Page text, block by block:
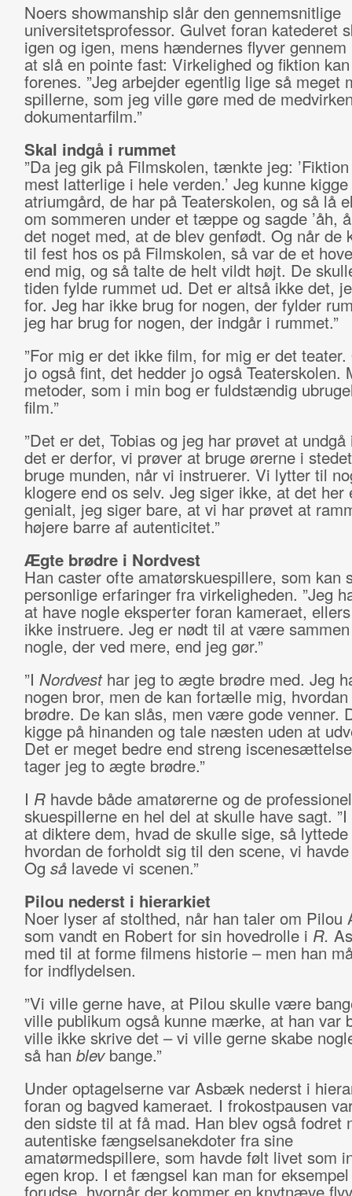
Noers showmanship slår den gennemsnitlige
universitetsprofessor. Gulvet foran katederet
igen og igen, mens hændernes flyver
at slå en pointe fast: Virkelighed og fiktion
forenes. ”Jeg arbejder egentlig lige så meget
spillerne, som jeg ville gøre med de
dokumentarfilm.”
Skal indgå i rummet
”Da jeg gik på Filmskolen, tænkte jeg:
mest latterlige i hele verden.’ Jeg kunne
atriumgård, de har på Teaterskolen, og så lå
om sommeren under et tæppe og sagde ’åh,
det noget med, at de blev genfødt. Og når de
til fest hos os på Filmskolen, så var de et
end mig, og så talte de helt vildt højt. De
tiden fylde rummet ud. Det er altså ikke det,
for. Jeg har ikke brug for nogen, der fylder
jeg har brug for nogen, der indgår i rummet.”
”For mig er det ikke film, for mig er det
jo også fint, det hedder jo også Teaterskolen.
metoder, som i min bog er fuldstændig
film.”
”Det er det, Tobias og jeg har prøvet at
det er derfor, vi prøver at bruge ørerne i
bruge munden, når vi instruerer. Vi lytter til
klogere end os selv. Jeg siger ikke, at det her
genialt, jeg siger bare, at vi har prøvet at
højere barre af autenticitet.”
Ægte brødre i Nordvest
Han caster ofte amatørskuespillere, som kan
personlige erfaringer fra virkeligheden. ”Jeg
at have nogle eksperter foran kameraet,
ikke instruere. Jeg er nødt til at være
nogle, der ved mere, end jeg gør.”
”I Nordvesthar jeg to ægte brødre med. Jeg
nogen bror, men de kan fortælle mig,
brødre. De kan slås, men være gode venner.
kigge på hinanden og tale næsten uden at
Det er meget bedre end streng
tager jeg to ægte brødre.”
I Rhavde både amatørerne og de
skuespillerne en hel del at skulle have sagt.
at diktere dem, hvad de skulle sige, så
hvordan de forholdt sig til den scene, vi
Og så lavede vi scenen.”
Pilou nederst i hierarkiet
Noer lyser af stolthed, når han taler om
som vandt en Robert for sin hovedrolle i R.
med til at forme filmens historie – men han
for indflydelsen.
”Vi ville gerne have, at Pilou skulle være
ville publikum også kunne mærke, at han var
ville ikke skrive det – vi ville gerne skabe
så han blev bange.”
Under optagelserne var Asbæk nederst i
foran og bagved kameraet. I frokostpausen
den sidste til at få mad. Han blev også fodret
autentiske fængselsanekdoter fra sine
amatørmedspillere, som havde følt livet som
egen krop. I et fængsel kan man for